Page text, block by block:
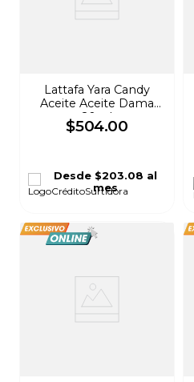
Lattafa Yara Candy
Aceite Aceite Dama
20ml
$504.00
Desde $203.08 al
mes